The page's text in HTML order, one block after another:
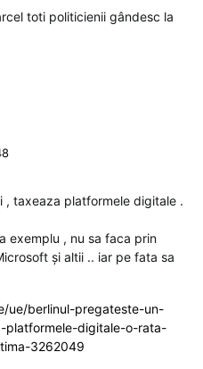
toti politicienii gândesc la
, taxeaza platformele digitale .
exemplu , nu sa faca prin
și altii .. iar pe fata sa
ue/berlinul-pregateste-un-
digitale-o-rata-
3262049